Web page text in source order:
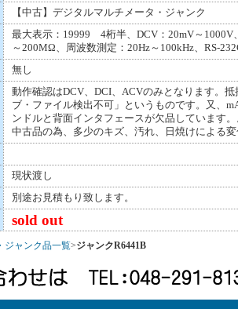
【中古】デジタルマルチメータ・ジャンク
最大表示：19999 4桁半、DCV：20mV～1000V
～200MΩ、周波数測定：20Hz～100kHz、RS-
無し
動作確認はDCV、DCI、ACVのみとなります。
ブ・ファイル検出不可」というものです。又、
ンドルと背面インタフェースが欠品しています
中古品の為、多少のキズ、汚れ、日焼けによる
現状渡し
別途お見積もり致します。
sold out
ジャンク品一覧>ジャンクR6441B